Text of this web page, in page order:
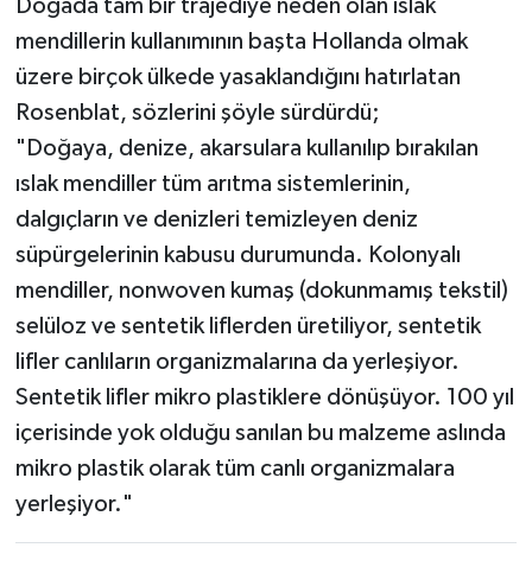
Doğada tam bir trajediye neden olan ıslak
mendillerin kullanımının başta Hollanda olmak
üzere birçok ülkede yasaklandığını hatırlatan
Rosenblat, sözlerini şöyle sürdürdü;
"Doğaya, denize, akarsulara kullanılıp bırakılan
ıslak mendiller tüm arıtma sistemlerinin,
dalgıçların ve denizleri temizleyen deniz
süpürgelerinin kabusu durumunda. Kolonyalı
mendiller, nonwoven kumaş (dokunmamış tekstil)
selüloz ve sentetik liflerden üretiliyor, sentetik
lifler canlıların organizmalarına da yerleşiyor.
Sentetik lifler mikro plastiklere dönüşüyor. 100 yıl
içerisinde yok olduğu sanılan bu malzeme aslında
mikro plastik olarak tüm canlı organizmalara
yerleşiyor."